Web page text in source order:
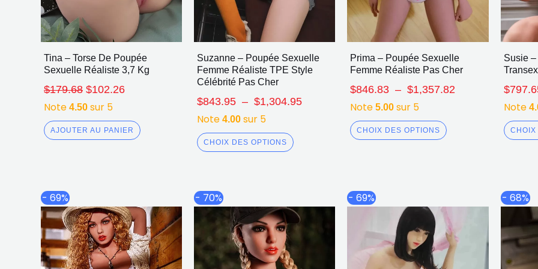
Tina – Torse De Poupée
Sexuelle Réaliste 3,7 Kg
$179.68 $102.26
Note 4.50 sur 5
AJOUTER AU PANIER
Suzanne – Poupée Sexuelle
Femme Réaliste TPE Style
Célébrité Pas Cher
$843.95 – $1,304.95
Note4.00 sur 5
CHOIX DES OPTIONS
Prima – Poupée Sexuelle
Femme Réaliste Pas Cher
$846.83 – $1,357.82
Note5.00 sur 5
CHOIX DES OPTIONS
Susie
$
Note
CHOIX
- 69%
de
prix :
$822.00
à
$1,109.29
produit
a
plusieurs
- 70%
de
produit
plusieurs
- 69%
de
$772.95
à
$1,099.96
produit
a
plusieurs
- 68%